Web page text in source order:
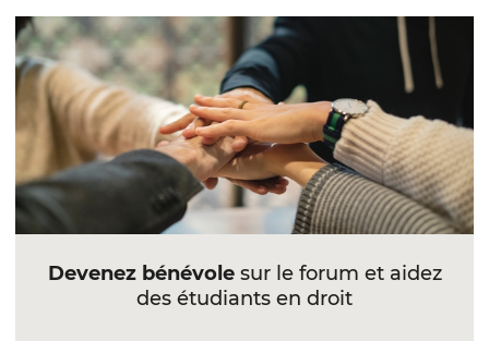
Devenez bénévolesur le forum et aidez
des étudiants en droit